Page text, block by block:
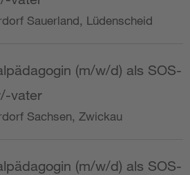
Sauerland, Lüdenscheid
(m/w/d) als SOS-
vater
Sachsen, Zwickau
(m/w/d) als SOS-